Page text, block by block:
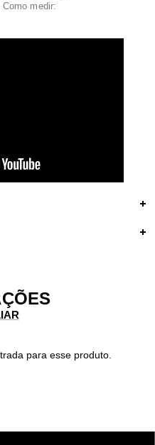
medir:
para esse produto.